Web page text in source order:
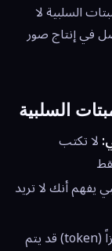
السلبية لا
في إنتاج صور
السلبية
لا تكتب
يفهم أنك لا تريد
أكثر من 75 رمزاً (token) قد يتم